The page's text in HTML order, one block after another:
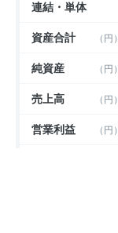
連結・単体
資産合計 （円）
純資産 （円）
売上高 （円）
営業利益 （円）